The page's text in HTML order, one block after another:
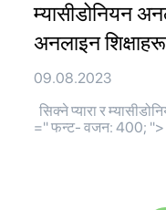
म्यासीडोनियन
अनलाइन
09.08.2023
सिक्ने प्यारा र
=" फन्ट- वजन: 400;